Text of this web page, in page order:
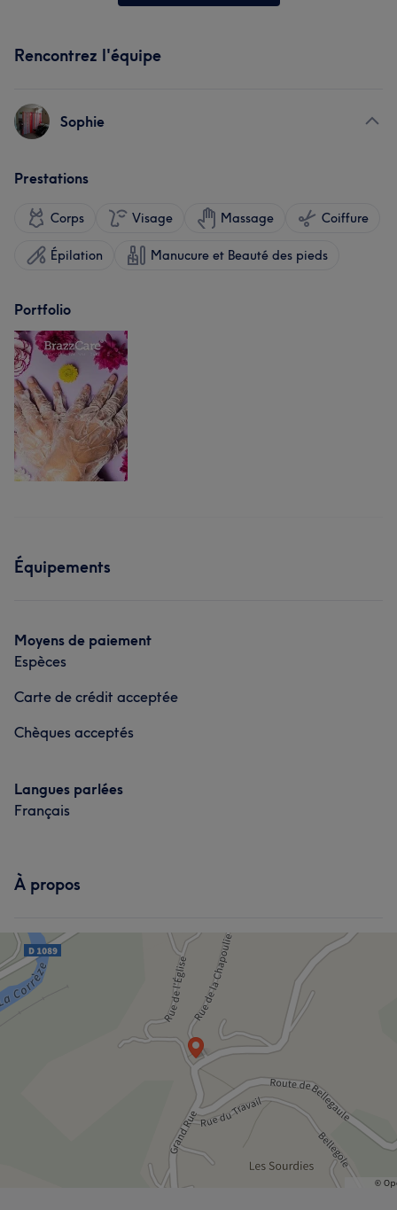
Rencontrez l'équipe
Sophie
Prestations
Corps Visage Massage Coiffure
Épilation Manucure et Beauté des pieds
Portfolio
Équipements
Moyens de paiement
Espèces
Carte de crédit acceptée
Chèques acceptés
Langues parlées
Français
À propos